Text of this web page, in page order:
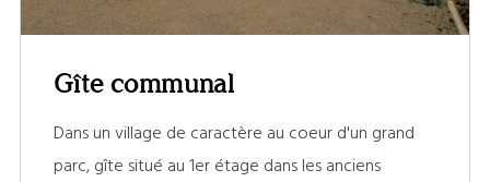
Gîte communal
Dans un village de caractère au coeur d'un grand
parc, gîte situé au 1er étage dans les anciens